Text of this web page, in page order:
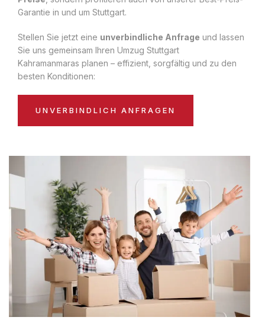
Garantie in und um Stuttgart.
Stellen Sie jetzt eine unverbindliche Anfrage und lassen
Sie uns gemeinsam Ihren Umzug Stuttgart
Kahramanmaras planen – effizient, sorgfältig und zu den
besten Konditionen:
UNVERBINDLICH ANFRAGEN